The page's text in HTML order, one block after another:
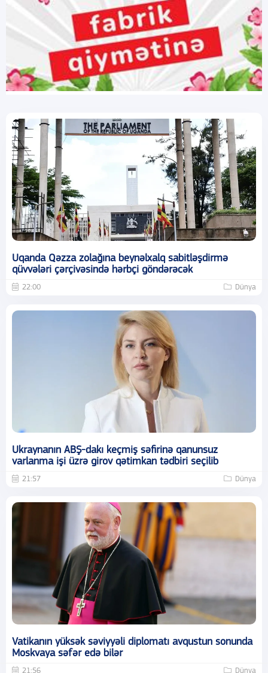
Uqanda Qəzza zolağına beynəlxalq sabitləşdirmə
qüvvələri çərçivəsində hərbçi göndərəcək
22:00 Dünya
Ukraynanın ABŞ-dakı keçmiş səfirinə qanunsuz
varlanma işi üzrə girov qətimkan tədbiri seçilib
21:57 Dünya
Vatikanın yüksək səviyyəli diplomatı avqustun sonunda
Moskvaya səfər edə bilər
21:56 Dünya